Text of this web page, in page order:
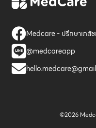
Medcare - ปรึกษาเภสั
@medcareapp
©2026